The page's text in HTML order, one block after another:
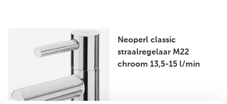
Neoperl classic
straalregelaar M22
chroom 13,5-15 l/min